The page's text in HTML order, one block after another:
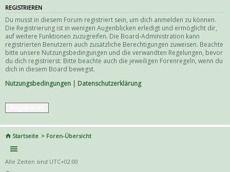
REGISTRIEREN
Du musst in diesem Forum registriert sein, um dich anmelden zu können.
Die Registrierung ist in wenigen Augenblicken erledigt und ermöglicht dir,
auf weitere Funktionen zuzugreifen. Die Board-Administration kann
registrierten Benutzern auch zusätzliche Berechtigungen zuweisen. Beachte
bitte unsere Nutzungsbedingungen und die verwandten Regelungen, bevor
du dich registrierst. Bitte beachte auch die jeweiligen Forenregeln, wenn du
dich in diesem Board bewegst.
Nutzungsbedingungen | Datenschutzerklärung
Startseite Foren-Übersicht
Alle Zeiten sind UTC+02:00